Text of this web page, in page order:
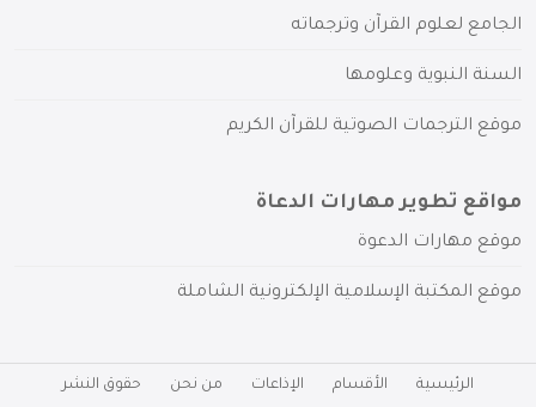
الجامع لعلوم القرآن وترجماته
السنة النبوية وعلومها
موقع الترجمات الصوتية للقرآن الكريم
مواقع تطوير مهارات الدعاة
موقع مهارات الدعوة
موقع المكتبة الإسلامية الإلكترونية الشاملة
الرئيسية الأقسام الإذاعات من نحن حقوق النشر